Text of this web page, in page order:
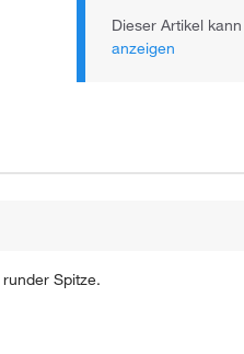
Dieser Artikel
anzeigen
Spitze.